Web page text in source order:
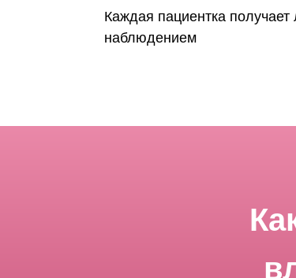
Каждая пациентка
наблюдением